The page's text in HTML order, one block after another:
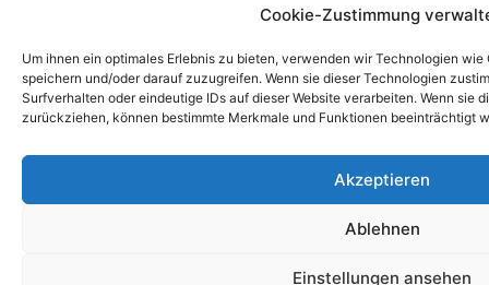
Cookie-Zustimmung
Um ihnen ein optimales Erlebnis zu bieten, verwenden wir Technologien
speichern und/oder darauf zuzugreifen. Wenn sie dieser Technologien
Surfverhalten oder eindeutige IDs auf dieser Website verarbeiten. Wenn sie
zurückziehen, können bestimmte Merkmale und Funktionen beeinträchtigt
Akzeptieren
Ablehnen
Einstellungen ansehen